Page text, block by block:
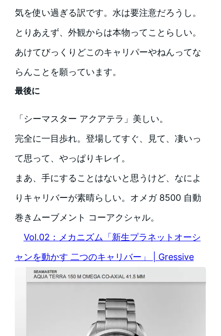
気を使い過ぎる訳です。水は要注意だろうし。
とりあえず、外観からは本物ってことらしい。
あけてびっくりどこのキャリパーやねんってな
らんことを願っています。
最後に
「シーマスター アクアテラ」美しい。
完全に一目歩れ。登場してすぐ、見て、凄いっ
て思って、やっぱりキレイ。
まあ、手にすることはないと思うけど、なによ
りキャリバーが素晴らしい。オメガ 8500 自動
巻きムーブメント コーアクシャル。
Vol.02：メカニズム「新生プラネットオーシ
ャンを動かす 二つのキャリバー」 | Gressive